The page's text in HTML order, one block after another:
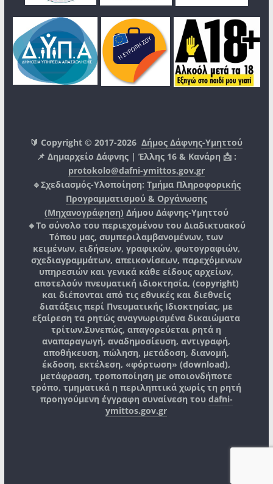
🔰 Copyright © 2017-2026Δήμος Δάφνης-Υμηττού
📌 Δημαρχείο Δάφνης | Έλλης 16 & Κανάρη 📩 :
protokolo@dafni-ymittos.gov.gr
🔹Σχεδιασμός-Υλοποίηση: Τμήμα Πληροφορικής
Προγραμματισμού & Οργάνωσης
(Μηχανογράφηση) Δήμου Δάφνης-Υμηττού
🔸Το σύνολο του περιεχομένου του Διαδικτυακού
Τόπου μας, συμπεριλαμβανομένων, των
κειμένων, ειδήσεων, γραφικών, φωτογραφιών,
σχεδιαγραμμάτων, απεικονίσεων, παρεχόμενων
υπηρεσιών και γενικά κάθε είδους αρχείων,
αποτελούν πνευματική ιδιοκτησία, (copyright)
και διέπονται από τις εθνικές και διεθνείς
διατάξεις περί Πνευματικής Ιδιοκτησίας, με
εξαίρεση τα ρητώς αναγνωρισμένα δικαιώματα
τρίτων.Συνεπώς, απαγορεύεται ρητά η
αναπαραγωγή, αναδημοσίευση, αντιγραφή,
αποθήκευση, πώληση, μετάδοση, διανομή,
έκδοση, εκτέλεση, «φόρτωση» (download),
μετάφραση, τροποποίηση με οποιονδήποτε
τρόπο, τμηματικά η περιληπτικά χωρίς τη ρητή
προηγούμενη έγγραφη συναίνεση του dafni-
ymittos.gov.gr